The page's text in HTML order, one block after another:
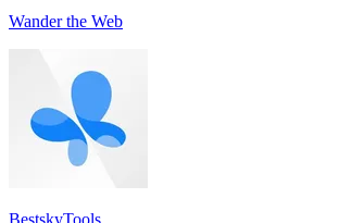
Wander the Web
BestskyTools